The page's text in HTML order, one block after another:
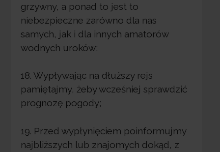
grzywny, a ponad to jest to
niebezpieczne zarówno dla nas
samych, jak i dla innych amatorów
wodnych uroków;
18. Wypływając na dłuższy rejs
pamiętajmy, żeby wcześniej sprawdzić
prognozę pogody;
19. Przed wypłynięciem poinformujmy
najbliższych lub znajomych dokąd, z